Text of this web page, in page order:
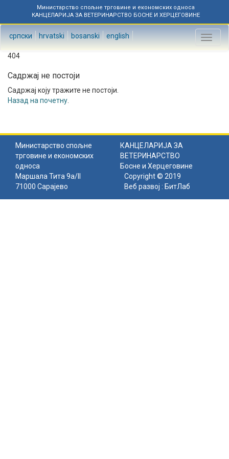
Министарство спољне трговине и економских односа
КАНЦЕЛАРИЈА ЗА ВЕТЕРИНАРСТВО БОСНЕ И ХЕРЦЕГОВИНЕ
српски hrvatski bosanski english
Toggle
404
Садржај не постоји
Садржај коју тражите не постоји.
Назад на почетну
Министарство спољне
трговине и економских
односа
КАНЦЕЛАРИЈА ЗА
ВЕТЕРИНАРСТВО
Босне и Херцеговине
Маршала Тита 9а/II
71000 Сарајево
Copyright © 2019
Веб развој : БитЛаб